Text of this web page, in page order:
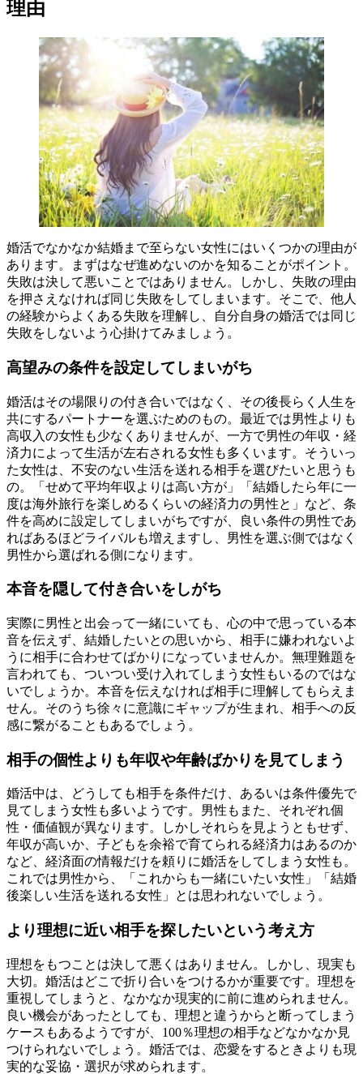
理由
婚活でなかなか結婚まで至らない女性にはいくつかの理由が
あります。まずはなぜ進めないのかを知ることがポイント。
失敗は決して悪いことではありません。しかし、失敗の理由
を押さえなければ同じ失敗をしてしまいます。そこで、他人
の経験からよくある失敗を理解し、自分自身の婚活では同じ
失敗をしないよう心掛けてみましょう。
高望みの条件を設定してしまいがち
婚活はその場限りの付き合いではなく、その後長らく人生を
共にするパートナーを選ぶためのもの。最近では男性よりも
高収入の女性も少なくありませんが、一方で男性の年収・経
済力によって生活が左右される女性も多くいます。そういっ
た女性は、不安のない生活を送れる相手を選びたいと思うも
の。「せめて平均年収よりは高い方が」「結婚したら年に一
度は海外旅行を楽しめるくらいの経済力の男性と」など、条
件を高めに設定してしまいがちですが、良い条件の男性であ
ればあるほどライバルも増えますし、男性を選ぶ側ではなく
男性から選ばれる側になります。
本音を隠して付き合いをしがち
実際に男性と出会って一緒にいても、心の中で思っている本
音を伝えず、結婚したいとの思いから、相手に嫌われないよ
うに相手に合わせてばかりになっていませんか。無理難題を
言われても、ついつい受け入れてしまう女性もいるのではな
いでしょうか。本音を伝えなければ相手に理解してもらえま
せん。そのうち徐々に意識にギャップが生まれ、相手への反
感に繋がることもあるでしょう。
相手の個性よりも年収や年齢ばかりを見てしまう
婚活中は、どうしても相手を条件だけ、あるいは条件優先で
見てしまう女性も多いようです。男性もまた、それぞれ個
性・価値観が異なります。しかしそれらを見ようともせず、
年収が高いか、子どもを余裕で育てられる経済力はあるのか
など、経済面の情報だけを頼りに婚活をしてしまう女性も。
これでは男性から、「これからも一緒にいたい女性」「結婚
後楽しい生活を送れる女性」とは思われないでしょう。
より理想に近い相手を探したいという考え方
理想をもつことは決して悪くはありません。しかし、現実も
大切。婚活はどこで折り合いをつけるかが重要です。理想を
重視してしまうと、なかなか現実的に前に進められません。
良い機会があったとしても、理想と違うからと断ってしまう
ケースもあるようですが、100％理想の相手などなかなか見
つけられないでしょう。婚活では、恋愛をするときよりも現
実的な妥協・選択が求められます。